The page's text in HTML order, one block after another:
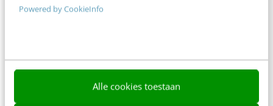
Powered by CookieInfo
Alle cookies toestaan
Content & Communicatie